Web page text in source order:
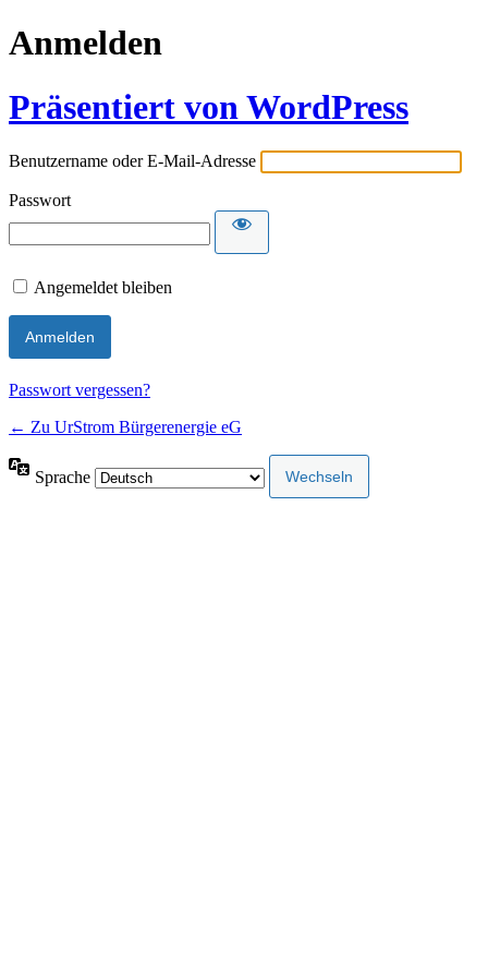
Anmelden
Präsentiert von WordPress
Benutzername oder E-Mail-Adresse
Passwort
Angemeldet bleiben
Passwort vergessen?
← Zu UrStrom Bürgerenergie eG
Sprache